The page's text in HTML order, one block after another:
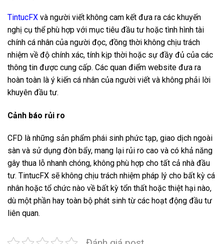
TintucFX và người viết không cam kết đưa ra các khuyến
nghị cụ thể phù hợp với mục tiêu đầu tư hoặc tình hình tài
chính cá nhân của người đọc, đồng thời không chịu trách
nhiệm về độ chính xác, tính kịp thời hoặc sự đầy đủ của các
thông tin được cung cấp. Các quan điểm website đưa ra
hoàn toàn là ý kiến cá nhân của người viết và không phải lời
khuyên đầu tư.
Cảnh báo rủi ro
CFD là những sản phẩm phái sinh phức tạp, giao dịch ngoài
sàn và sử dụng đòn bẩy, mang lại rủi ro cao và có khả năng
gây thua lỗ nhanh chóng, không phù hợp cho tất cả nhà đầu
tư. TintucFX sẽ không chịu trách nhiệm pháp lý cho bất kỳ cá
nhân hoặc tổ chức nào về bất kỳ tổn thất hoặc thiệt hại nào,
dù một phần hay toàn bộ phát sinh từ các hoạt động đầu tư
liên quan.